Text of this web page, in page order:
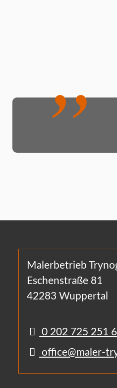
Malerbetrieb
Eschenstraße 81
42283 Wuppertal
0 202 725 251
office@maler-